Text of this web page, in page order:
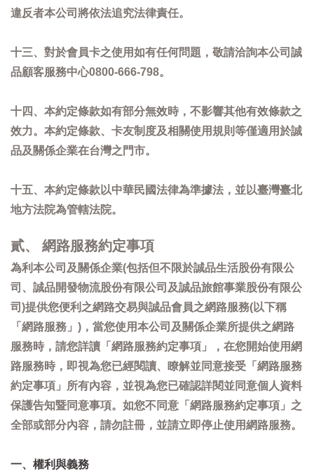
違反者本公司將依法追究法律責任。
十三、對於會員卡之使用如有任何問題，敬請洽詢本公司誠
品顧客服務中心0800-666-798。
十四、本約定條款如有部分無效時，不影響其他有效條款之
效力。本約定條款、卡友制度及相關使用規則等僅適用於誠
品及關係企業在台灣之門市。
十五、本約定條款以中華民國法律為準據法，並以臺灣臺北
地方法院為管轄法院。
貳、 網路服務約定事項
為利本公司及關係企業(包括但不限於誠品生活股份有限公
司、誠品開發物流股份有限公司及誠品旅館事業股份有限公
司)提供您便利之網路交易與誠品會員之網路服務(以下稱
「網路服務」)，當您使用本公司及關係企業所提供之網路
服務時，請您詳讀「網路服務約定事項」，在您開始使用網
路服務時，即視為您已經閱讀、瞭解並同意接受「網路服務
約定事項」所有內容，並視為您已確認詳閱並同意個人資料
保護告知暨同意事項。如您不同意「網路服務約定事項」之
全部或部分內容，請勿註冊，並請立即停止使用網路服務。
一、權利與義務